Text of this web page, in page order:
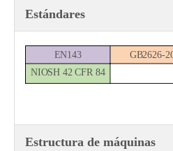
Estándares
EN143 GB2626-
NIOSH 42 CFR 84
Estructura de máquinas